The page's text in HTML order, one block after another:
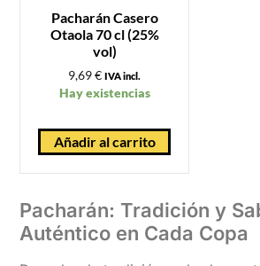
Pacharán Casero
Otaola 70 cl (25%
vol)
9,69€ IVA incl.
Hay existencias
Añadir al carrito
Pacharán: Tradición y
Auténtico en Cada Copa